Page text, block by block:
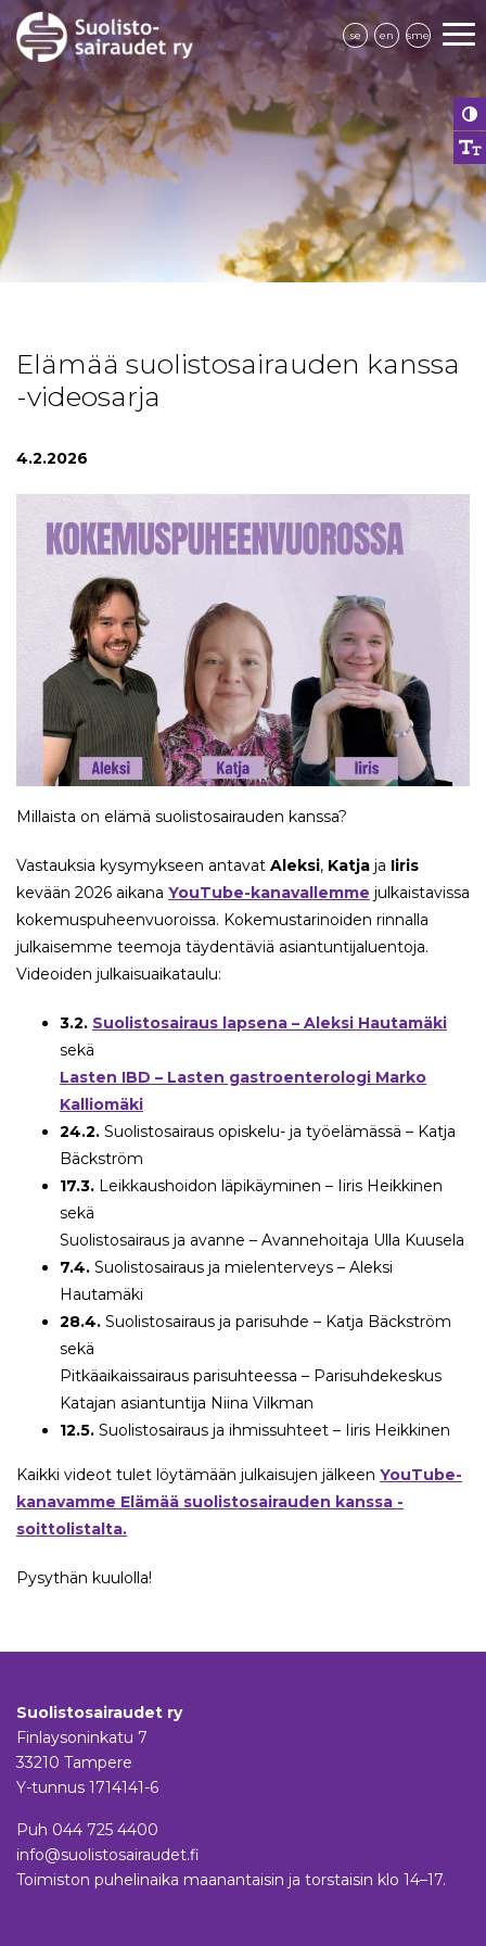
se en sme
Elämää suolistosairauden kanssa
-videosarja
4.2.2026
Millaista on elämä suolistosairauden kanssa?
Vastauksia kysymykseen antavat Aleksi, Katja ja Iiris
kevään 2026 aikana YouTube-kanavallemme julkaistavissa
kokemuspuheenvuoroissa. Kokemustarinoiden rinnalla
julkaisemme teemoja täydentäviä asiantuntijaluentoja.
Videoiden julkaisuaikataulu:
3.2. Suolistosairaus lapsena – Aleksi Hautamäki
sekä
Lasten IBD – Lasten gastroenterologi Marko
Kalliomäki
24.2. Suolistosairaus opiskelu- ja työelämässä – Katja
Bäckström
17.3. Leikkaushoidon läpikäyminen – Iiris Heikkinen
sekä
Suolistosairaus ja avanne – Avannehoitaja Ulla Kuusela
7.4. Suolistosairaus ja mielenterveys – Aleksi
Hautamäki
28.4. Suolistosairaus ja parisuhde – Katja Bäckström
sekä
Pitkäaikaissairaus parisuhteessa – Parisuhdekeskus
Katajan asiantuntija Niina Vilkman
12.5. Suolistosairaus ja ihmissuhteet – Iiris Heikkinen
Kaikki videot tulet löytämään julkaisujen jälkeen YouTube-
kanavamme Elämää suolistosairauden kanssa -
soittolistalta.
Pysythän kuulolla!
Suolistosairaudet ry
Finlaysoninkatu 7
33210 Tampere
Y-tunnus 1714141-6
Puh 044 725 4400
info@suolistosairaudet.fi
Toimiston puhelinaika maanantaisin ja torstaisin klo 14–17.